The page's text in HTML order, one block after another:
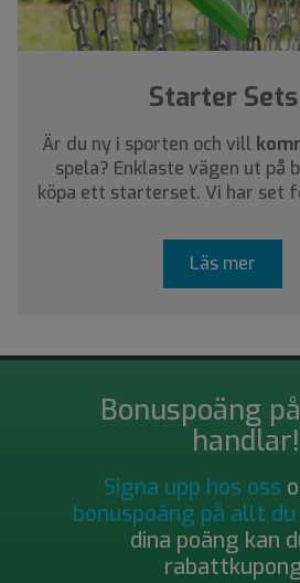
Starter Sets
Är du ny i sporten och vill
spela? Enklaste vägen ut på
köpa ett starterset. Vi har set
Läs mer
Bonuspoäng
handlar!
Signa upp hos oss
bonuspoäng på allt
dina poäng kan